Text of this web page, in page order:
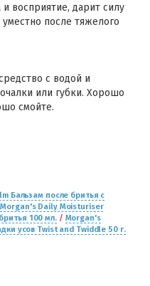
и восприятие, дарит силу
после тяжелого
с водой и
или губки. Хорошо
смойте.
Бальзам после бритья с
Morgan's Daily Moisturiser
100 мл./ Morgan's
усов Twist and Twiddle 50 г.